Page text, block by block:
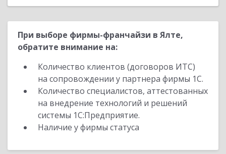
При выборе фирмы-франчайзи в Ялте,
обратите внимание на:
Количество клиентов (договоров ИТС)
на сопровождении у партнера фирмы 1С.
Количество специалистов, аттестованных
на внедрение технологий и решений
системы 1С:Предприятие.
Наличие у фирмы статуса